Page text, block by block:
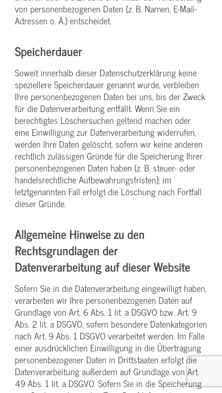
von personenbezogenen Daten (z. B. Namen, E-Mail-
Adressen o. Ä.) entscheidet.
Speicherdauer
Soweit innerhalb dieser Datenschutzerklärung keine
speziellere Speicherdauer genannt wurde, verbleiben
Ihre personenbezogenen Daten bei uns, bis der Zweck
für die Datenverarbeitung entfällt. Wenn Sie ein
berechtigtes Löschersuchen geltend machen oder
eine Einwilligung zur Datenverarbeitung widerrufen,
werden Ihre Daten gelöscht, sofern wir keine anderen
rechtlich zulässigen Gründe für die Speicherung Ihrer
personenbezogenen Daten haben (z. B. steuer- oder
handelsrechtliche Aufbewahrungsfristen); im
letztgenannten Fall erfolgt die Löschung nach Fortfall
dieser Gründe.
Allgemeine Hinweise zu den
Rechtsgrundlagen der
Datenverarbeitung auf dieser Website
Sofern Sie in die Datenverarbeitung eingewilligt haben,
verarbeiten wir Ihre personenbezogenen Daten auf
Grundlage von Art. 6 Abs. 1 lit. a DSGVO bzw. Art. 9
Abs. 2 lit. a DSGVO, sofern besondere Datenkategorien
nach Art. 9 Abs. 1 DSGVO verarbeitet werden. Im Falle
einer ausdrücklichen Einwilligung in die Übertragung
personenbezogener Daten in Drittstaaten erfolgt die
Datenverarbeitung außerdem auf Grundlage von Art.
49 Abs. 1 lit. a DSGVO. Sofern Sie in die Speicherung